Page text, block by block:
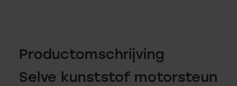
Productomschrijving
Selve kunststof motorsteun